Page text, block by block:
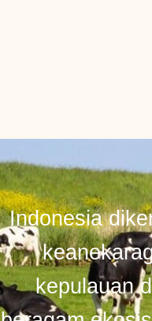
Indonesia
kepulauan